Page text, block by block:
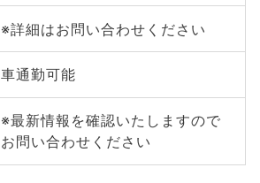
※詳細はお問い合わせください
車通勤可能
※最新情報を確認いたしますので
お問い合わせください